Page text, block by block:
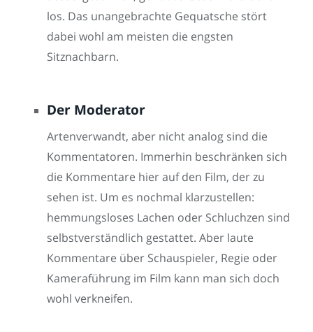
los. Das unangebrachte Gequatsche stört
dabei wohl am meisten die engsten
Sitznachbarn.
Der Moderator
Artenverwandt, aber nicht analog sind die
Kommentatoren. Immerhin beschränken sich
die Kommentare hier auf den Film, der zu
sehen ist. Um es nochmal klarzustellen:
hemmungsloses Lachen oder Schluchzen sind
selbstverständlich gestattet. Aber laute
Kommentare über Schauspieler, Regie oder
Kameraführung im Film kann man sich doch
wohl verkneifen.